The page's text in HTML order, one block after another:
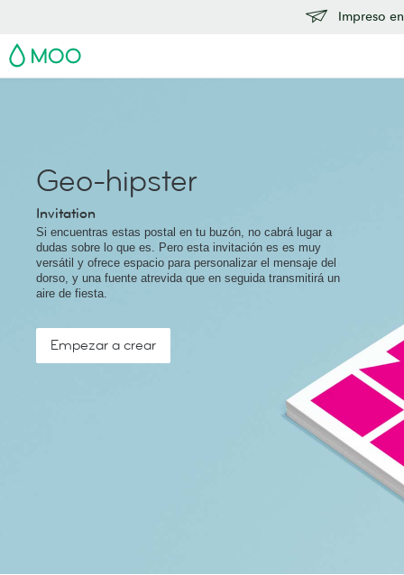
Impreso
MOO
Geo-hipster
Invitation
Si encuentras estas postal en tu buzón, no cabrá lugar a
dudas sobre lo que es. Pero esta invitación es es muy
versátil y ofrece espacio para personalizar el mensaje del
dorso, y una fuente atrevida que en seguida transmitirá un
aire de fiesta.
Empezar a crear